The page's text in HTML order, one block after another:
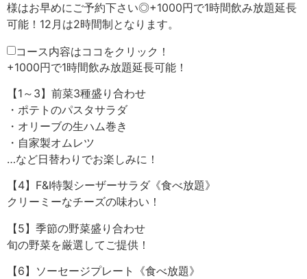
様はお早めにご予約下さい◎+1000円で1時間飲み放題延長
可能！12月は2時間制となります。
コース内容はココをクリック！
+1000円で1時間飲み放題延長可能！
【1～3】前菜3種盛り合わせ
・ポテトのパスタサラダ
・オリーブの生ハム巻き
・自家製オムレツ
…など日替わりでお楽しみに！
【4】F&I特製シーザーサラダ《食べ放題》
クリーミーなチーズの味わい！
【5】季節の野菜盛り合わせ
旬の野菜を厳選してご提供！
【6】ソーセージプレート《食べ放題》